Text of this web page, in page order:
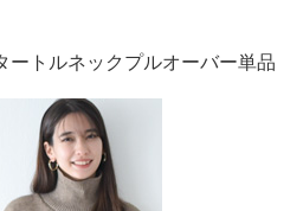
トルネックプルオーバー単品